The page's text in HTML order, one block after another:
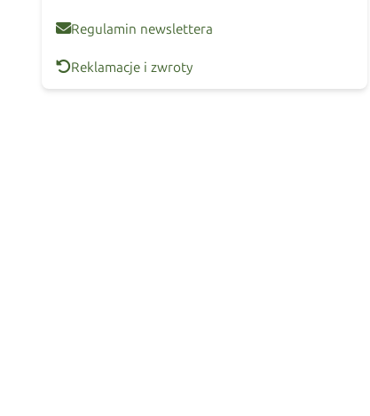
Regulamin newslettera
Reklamacje i zwroty